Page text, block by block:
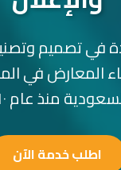
في تصميم
المعارض في
منذ عام ٢٠١٠
اطلب خدمة الآن